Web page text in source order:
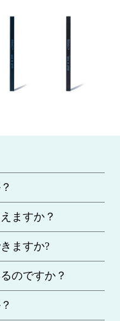
ますか？
ますか?
のですか？